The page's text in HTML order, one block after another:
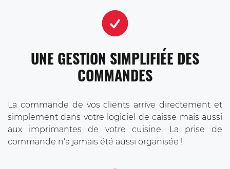
UNE GESTION SIMPLIFIÉE DES
COMMANDES
La commande de vos clients arrive directement et
simplement dans votre logiciel de caisse mais aussi
aux imprimantes de votre cuisine. La prise de
commande n'a jamais été aussi organisée !